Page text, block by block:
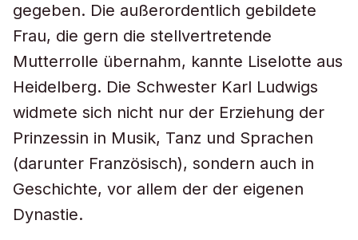
gegeben. Die außerordentlich gebildete
Frau, die gern die stellvertretende
Mutterrolle übernahm, kannte Liselotte aus
Heidelberg. Die Schwester Karl Ludwigs
widmete sich nicht nur der Erziehung der
Prinzessin in Musik, Tanz und Sprachen
(darunter Französisch), sondern auch in
Geschichte, vor allem der der eigenen
Dynastie.